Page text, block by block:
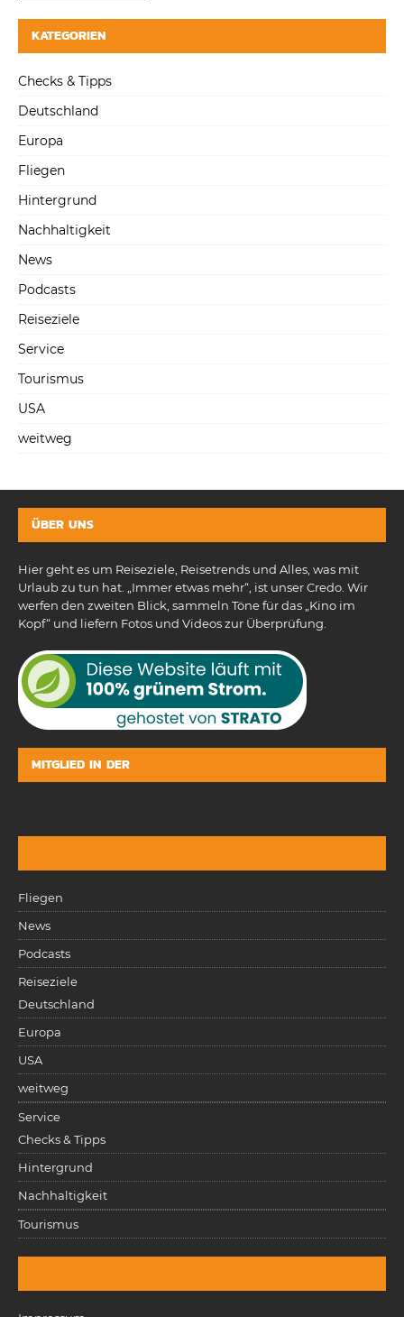
KATEGORIEN
Checks & Tipps
Deutschland
Europa
Fliegen
Hintergrund
Nachhaltigkeit
News
Podcasts
Reiseziele
Service
Tourismus
USA
weitweg
ÜBER UNS
Hier geht es um Reiseziele, Reisetrends und Alles, was mit
Urlaub zu tun hat. „Immer etwas mehr“, ist unser Credo. Wir
werfen den zweiten Blick, sammeln Töne für das „Kino im
Kopf“ und liefern Fotos und Videos zur Überprüfung.
MITGLIED IN DER
Fliegen
News
Podcasts
Reiseziele
Deutschland
Europa
USA
weitweg
Service
Checks & Tipps
Hintergrund
Nachhaltigkeit
Tourismus